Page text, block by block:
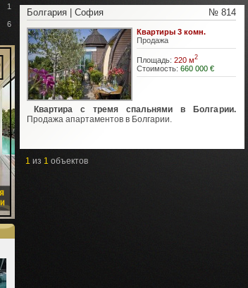
1
6
Болгария | София № 814
Квартиры 3 комн.
Продажа
Площадь: 220 м2
Стоимость: 660 000 €
Квартира с тремя спальнями в Болгарии.
Продажа апартаментов в Болгарии.
1 из 1 объектов